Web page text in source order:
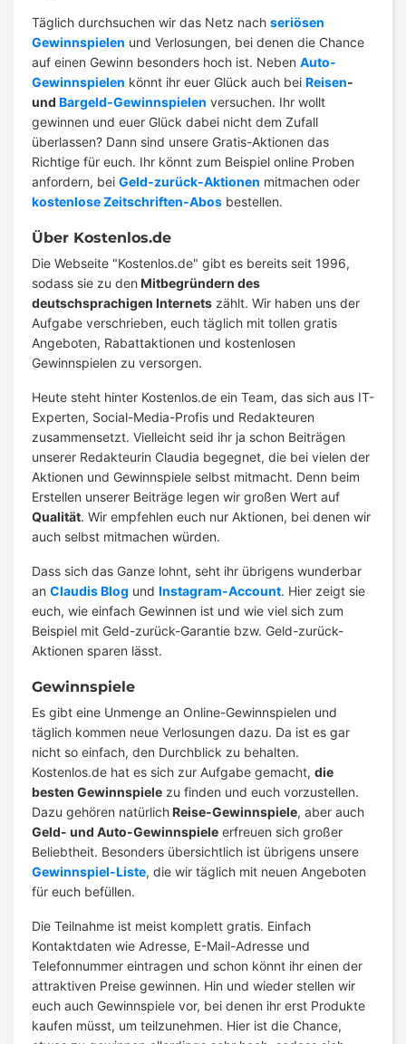
Täglich durchsuchen wir das Netz nach seriösen
Gewinnspielen und Verlosungen, bei denen die Chance
auf einen Gewinn besonders hoch ist. Neben Auto-
Gewinnspielen könnt ihr euer Glück auch bei Reisen-
und Bargeld-Gewinnspielen versuchen. Ihr wollt
gewinnen und euer Glück dabei nicht dem Zufall
überlassen? Dann sind unsere Gratis-Aktionen das
Richtige für euch. Ihr könnt zum Beispiel online Proben
anfordern, bei Geld-zurück-Aktionen mitmachen oder
kostenlose Zeitschriften-Abos bestellen.
Über Kostenlos.de
Die Webseite "Kostenlos.de" gibt es bereits seit 1996,
sodass sie zu den Mitbegründern des
deutschsprachigen Internets zählt. Wir haben uns der
Aufgabe verschrieben, euch täglich mit tollen gratis
Angeboten, Rabattaktionen und kostenlosen
Gewinnspielen zu versorgen.
Heute steht hinter Kostenlos.de ein Team, das sich aus IT-
Experten, Social-Media-Profis und Redakteuren
zusammensetzt. Vielleicht seid ihr ja schon Beiträgen
unserer Redakteurin Claudia begegnet, die bei vielen der
Aktionen und Gewinnspiele selbst mitmacht. Denn beim
Erstellen unserer Beiträge legen wir großen Wert auf
Qualität. Wir empfehlen euch nur Aktionen, bei denen wir
auch selbst mitmachen würden.
Dass sich das Ganze lohnt, seht ihr übrigens wunderbar
an Claudis Blog und Instagram-Account. Hier zeigt sie
euch, wie einfach Gewinnen ist und wie viel sich zum
Beispiel mit Geld-zurück-Garantie bzw. Geld-zurück-
Aktionen sparen lässt.
Gewinnspiele
Es gibt eine Unmenge an Online-Gewinnspielen und
täglich kommen neue Verlosungen dazu. Da ist es gar
nicht so einfach, den Durchblick zu behalten.
Kostenlos.de hat es sich zur Aufgabe gemacht, die
besten Gewinnspiele zu finden und euch vorzustellen.
Dazu gehören natürlichReise-Gewinnspiele, aber auch
Geld- und Auto-Gewinnspiele erfreuen sich großer
Beliebtheit. Besonders übersichtlich ist übrigens unsere
Gewinnspiel-Liste, die wir täglich mit neuen Angeboten
für euch befüllen.
Die Teilnahme ist meist komplett gratis. Einfach
Kontaktdaten wie Adresse, E-Mail-Adresse und
Telefonnummer eintragen und schon könnt ihr einen der
attraktiven Preise gewinnen. Hin und wieder stellen wir
euch auch Gewinnspiele vor, bei denen ihr erst Produkte
kaufen müsst, um teilzunehmen. Hier ist die Chance,